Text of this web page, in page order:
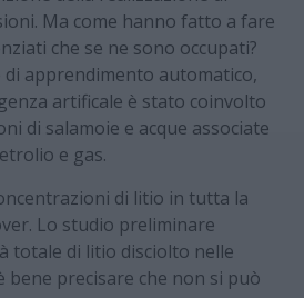
Ma come hanno fatto a fare
che se ne sono occupati?
di apprendimento automatico,
artificale è stato coinvolto
di salamoie e acque associate
e gas.
di litio in tutta la
Lo studio preliminare
totale di litio disciolto nelle
bene precisare che non si può